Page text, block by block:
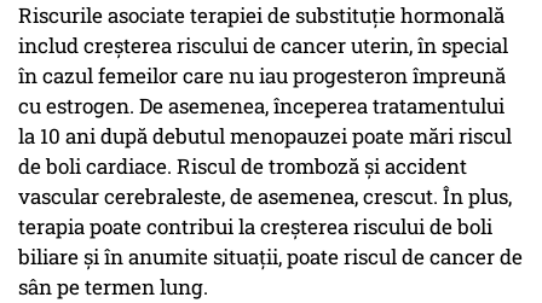
Riscurile asociate terapiei de substituție hormonală
includ creșterea riscului de cancer uterin, în special
în cazul femeilor care nu iau progesteron împreună
cu estrogen. De asemenea, începerea tratamentului
la 10 ani după debutul menopauzei poate mări riscul
de boli cardiace. Riscul de tromboză și accident
vascular cerebraleste, de asemenea, crescut. În plus,
terapia poate contribui la creșterea riscului de boli
biliare și în anumite situații, poate riscul de cancer de
sân pe termen lung.